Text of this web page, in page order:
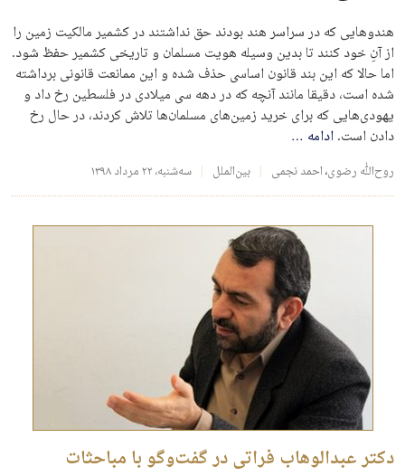
هندوهایی که در سراسر هند بودند حق نداشتند در کشمیر مالکیت زمین را
از آنِ خود کنند تا بدین وسیله هویت مسلمان و تاریخی کشمیر حفظ شود.
اما حالا که این بند قانون اساسی حذف شده و این ممانعت قانونی برداشته
شده است، دقیقا مانند آنچه که در دهه سی میلادی در فلسطین رخ داد و
یهودی‌هایی که برای خرید زمین‌های مسلمان‌ها تلاش کردند، در حال رخ
دادن است.ادامه …
روح‌الله رضوی،احمد نجمی بین‌الملل سه‌شنبه، ۲۲ مرداد ۱۳۹۸
دکتر عبدالوهاب فراتی در گفت‌وگو با مباحثات